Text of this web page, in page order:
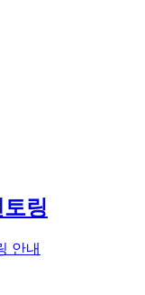
링
안내